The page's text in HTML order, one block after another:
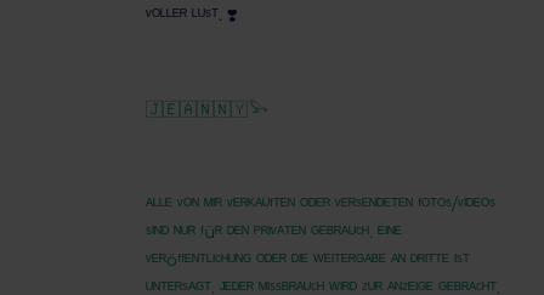
ᵛᴼᴸᴸᴱᴿ ᴸᵁˢᵀ. ❣️
🇯​🇪​🇦​🇳​🇳​🇾​𓅨
ᴬᴸᴸᴱ ᵛᴼᴺ ᴹᴵᴿ ᵛᴱᴿᴷᴬᵁᶠᵀᴱᴺ ᴼᴰᴱᴿ ᵛᴱᴿˢᴱᴺᴰᴱᵀᴱᴺ ᶠᴼᵀᴼˢ/ᵛᴵᴰᴱᴼˢ
ˢᴵᴺᴰ ᴺᵁᴿ ᶠüᴿ ᴰᴱᴺ ᴾᴿᴵᵛᴬᵀᴱᴺ ᴳᴱᴮᴿᴬᵁᶜᴴ. ᴱᴵᴺᴱ
ᵛᴱᴿöᶠᶠᴱᴺᵀᴸᴵᶜᴴᵁᴺᴳ ᴼᴰᴱᴿ ᴰᴵᴱ ᵂᴱᴵᵀᴱᴿᴳᴬᴮᴱ ᴬᴺ ᴰᴿᴵᵀᵀᴱ ᴵˢᵀ
ᵁᴺᵀᴱᴿˢᴬᴳᵀ. ᴶᴱᴰᴱᴿ ᴹᴵˢˢᴮᴿᴬᵁᶜᴴ ᵂᴵᴿᴰ ᶻᵁᴿ ᴬᴺᶻᴱᴵᴳᴱ ᴳᴱᴮᴿᴬᶜᴴᵀ.